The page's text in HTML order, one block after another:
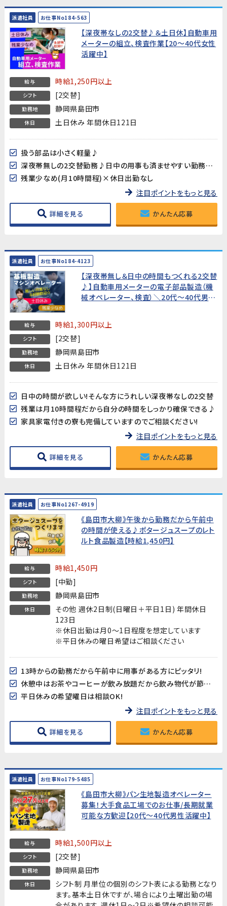
派遣社員 お仕事No184-563
【深夜帯なしの2交替♪＆土日休】自動車用
メーターの組立、検査作業【20～40代女性
活躍中】
給与 時給1,250円以上
シフト [2交替]
勤務地 静岡県島田市
休日 土日休み 年間休日121日
扱う部品は小さく軽量♪
深夜帯無しの2交替勤務♪日中の用事も済ませやすい勤務時間です
残業少なめ(月10時間程)×休日出勤なし
注目ポイントをもっと見る
詳細を見る かんたん応募
派遣社員 お仕事No184-4123
【深夜帯無し＆日中の時間もつくれる2交替
♪】自動車用メーターの電子部品製造（機
械オペレーター、検査）＼20代～40代男性
給与 時給1,300円以上
シフト [2交替]
勤務地 静岡県島田市
休日 土日休み 年間休日121日
日中の時間が欲しい!そんな方にうれしい深夜帯なしの2交替
残業は月10時間程だから自分の時間をしっかり確保できる♪
家具家電付きの寮も完備していますのでご相談ください!
注目ポイントをもっと見る
詳細を見る かんたん応募
派遣社員 お仕事No1267-4919
《島田市大柳》午後から勤務だから午前中
の時間が使える♪ポタージュスープのレト
ルト食品製造【時給1,450円】
給与 時給1,450円
シフト [中勤]
勤務地 静岡県島田市
休日
その他 週休2日制(日曜日＋平日1日) 年間休日
123日
※休日出勤は月0～1日程度を想定しています
※平日休みの曜日希望はご相談ください
13時からの勤務だから午前中に用事がある方にピッタリ!
休憩中はお茶やコーヒーが飲み放題だから飲み物代が節約できる♪
平日休みの希望曜日は相談OK!
注目ポイントをもっと見る
詳細を見る かんたん応募
派遣社員 お仕事No179-5485
《島田市大柳》パン生地製造オペレーター
募集！大手食品工場でのお仕事/長期就業
可能な方歓迎【20代～40代男性活躍中】
給与 時給1,500円以上
シフト [2交替]
勤務地 静岡県島田市
休日
シフト制 月単位の個別のシフト表による勤務となり
ます。基本土日休ですが、場合により土曜出勤の場